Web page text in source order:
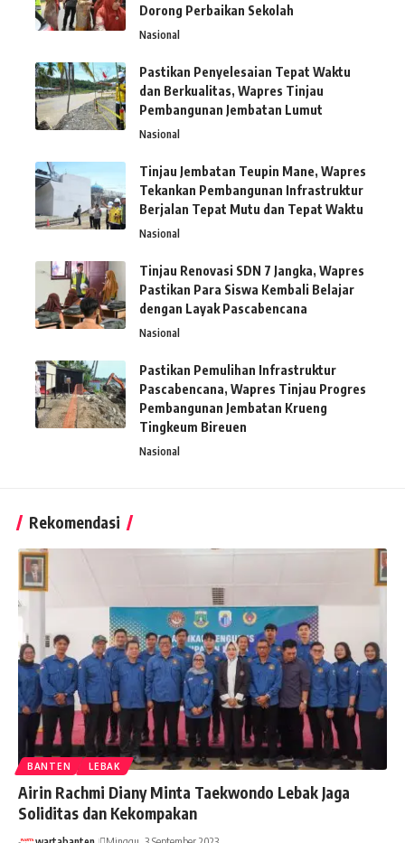
Dorong Perbaikan Sekolah
Nasional
Pastikan Penyelesaian Tepat Waktu
dan Berkualitas, Wapres Tinjau
Pembangunan Jembatan Lumut
Nasional
Tinjau Jembatan Teupin Mane, Wapres
Tekankan Pembangunan Infrastruktur
Berjalan Tepat Mutu dan Tepat Waktu
Nasional
Tinjau Renovasi SDN 7 Jangka, Wapres
Pastikan Para Siswa Kembali Belajar
dengan Layak Pascabencana
Nasional
Pastikan Pemulihan Infrastruktur
Pascabencana, Wapres Tinjau Progres
Pembangunan Jembatan Krueng
Tingkeum Bireuen
Nasional
Rekomendasi
BANTEN LEBAK
Airin Rachmi Diany Minta Taekwondo Lebak Jaga
Soliditas dan Kekompakan